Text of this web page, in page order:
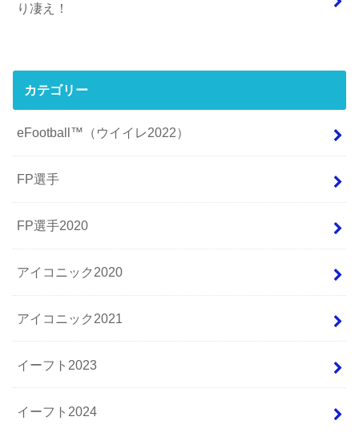
り凄え！
カテゴリー
eFootball™（ウイイレ2022）
FP選手
FP選手2020
アイコニック2020
アイコニック2021
イーフト2023
イーフト2024